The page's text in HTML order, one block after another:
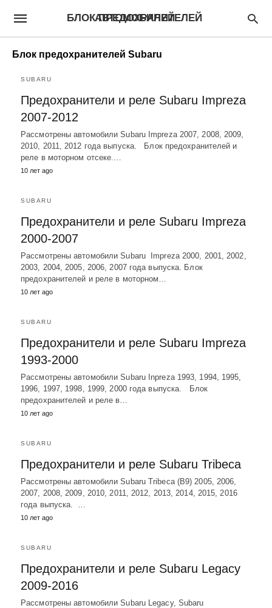
БЛОК ПРЕДОХРАНИТЕЛЕЙ АВТОМОБИЛЕЙ
Блок предохранителей Subaru
SUBARU
Предохранители и реле Subaru Impreza
2007-2012
Рассмотрены автомобили Subaru Impreza 2007, 2008, 2009,
2010, 2011, 2012 года выпуска. Блок предохранителей и
реле в моторном отсеке.…
10 лет ago
SUBARU
Предохранители и реле Subaru Impreza
2000-2007
Рассмотрены автомобили Subaru Impreza 2000, 2001, 2002,
2003, 2004, 2005, 2006, 2007 года выпуска. Блок
предохранителей и реле в моторном…
10 лет ago
SUBARU
Предохранители и реле Subaru Impreza
1993-2000
Рассмотрены автомобили Subaru Inpreza 1993, 1994, 1995,
1996, 1997, 1998, 1999, 2000 года выпуска. Блок
предохранителей и реле в…
10 лет ago
SUBARU
Предохранители и реле Subaru Tribeca
Рассмотрены автомобили Subaru Tribeca (B9) 2005, 2006,
2007, 2008, 2009, 2010, 2011, 2012, 2013, 2014, 2015, 2016
года выпуска. …
10 лет ago
SUBARU
Предохранители и реле Subaru Legacy
2009-2016
Рассмотрены автомобили Subaru Legacy, Subaru